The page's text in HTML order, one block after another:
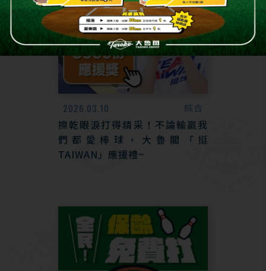
2026.03.10 綜合
擦乾眼淚打得精采！不論輸贏我
們都愛棒球，大魯閣「挺
TAIWAN」應援禮~